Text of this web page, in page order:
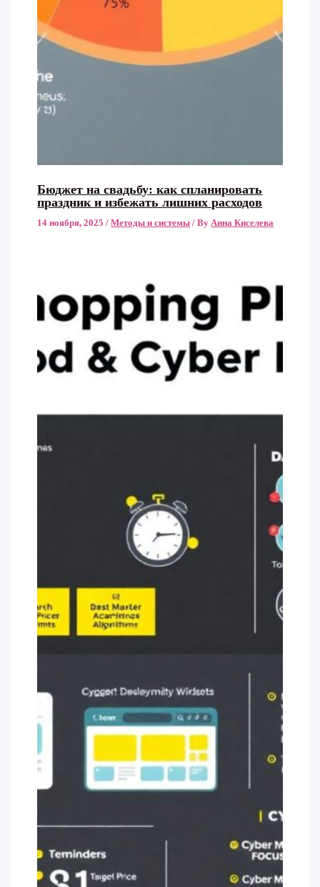
Бюджет на свадьбу: как спланировать
праздник и избежать лишних расходов
14 ноября, 2025/Методы и системы / ByАнна Киселева